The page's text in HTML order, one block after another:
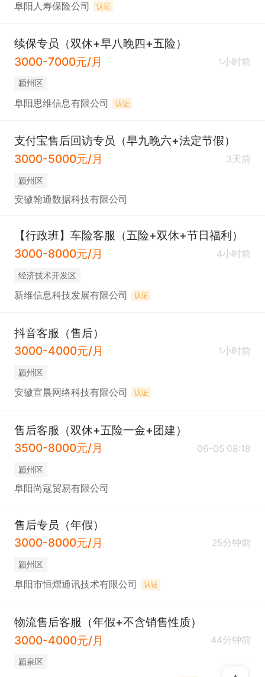
阜阳人寿保险公司 认证
续保专员（双休+早八晚四+五险）
3000-7000元/月
1小时前
颍州区
阜阳思维信息有限公司 认证
支付宝售后回访专员（早九晚六+法定节假）
3000-5000元/月
3天前
颍州区
安徽翰通数据科技有限公司
【行政班】车险客服（五险+双休+节日福利）
3000-8000元/月
4小时前
经济技术开发区
新维信息科技发展有限公司 认证
抖音客服（售后）
3000-4000元/月
1小时前
颍州区
安徽宣晨网络科技有限公司 认证
售后客服（双休+五险一金+团建）
3500-8000元/月
06-05 08:18
颍州区
阜阳尚寇贸易有限公司
售后专员（年假）
3000-8000元/月
25分钟前
颍州区
阜阳市恒熠通讯技术有限公司 认证
物流售后客服（年假+不含销售性质）
3000-4000元/月
44分钟前
颍泉区